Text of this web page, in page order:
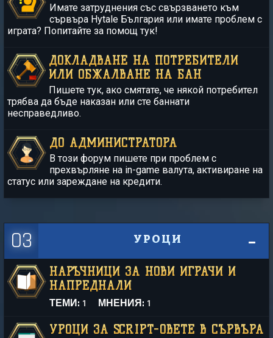
Имате затруднения със свързването към
сървъра Hytale България или имате проблем с
играта? Попитайте за помощ тук!
ДОКЛАДВАНЕ НА ПОТРЕБИТЕЛИ
ИЛИ ОБЖАЛВАНЕ НА БАН
Пишете тук, ако смятате, че някой потребител
трябва да бъде наказан или сте баннати
несправедливо.
ДО АДМИНИСТРАТОРА
В този форум пишете при проблем с
прехвърляне на in-game валута, активиране на
статус или зареждане на кредити.
03 УРОЦИ
НАРЪЧНИЦИ ЗА НОВИ ИГРАЧИ И
НАПРЕДНАЛИ
ТЕМИ: 1 МНЕНИЯ: 1
УРОЦИ ЗА SCRIPT-ОВЕТЕ В СЪРВЪРА